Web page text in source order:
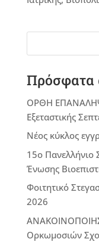
Πρόσφατα
ΟΡΘΗ
Εξεταστικής
Νέος κύκλος
15ο Πανελλήνιο
Ένωσης
Φοιτητικό
2026
Ορκωμοσιών